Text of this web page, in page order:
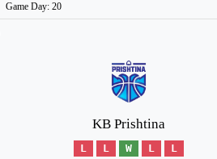
Game Day: 20
KB Prishtina
L L W L L